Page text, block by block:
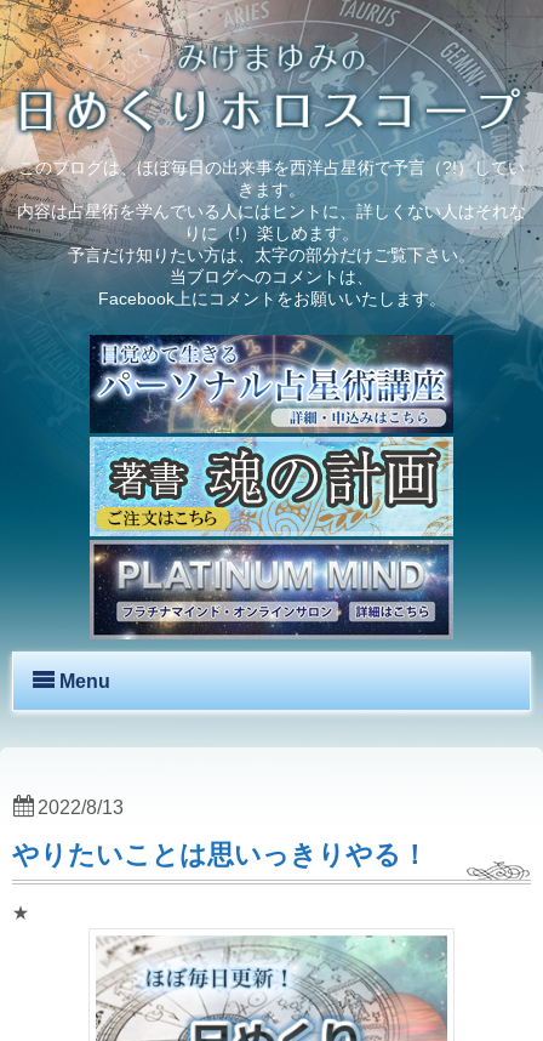
このブログは、ほぼ毎日の出来事を西洋占星術で予言（?!）してい
きます。
内容は占星術を学んでいる人にはヒントに、詳しくない人はそれな
りに（!）楽しめます。
予言だけ知りたい方は、太字の部分だけご覧下さい。
当ブログへのコメントは、
Facebook上にコメントをお願いいたします。
Menu
やりたいことは思いっきりやる！
★
2022/8/13